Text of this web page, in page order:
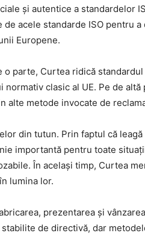
și autentice a standardelor
acele standarde ISO pentru
Europene.
parte, Curtea ridică
clasic al UE. Pe de
alte metode invocate de
din tutun. Prin faptul că
importantă pentru toate
În același timp, Curtea
lumina lor.
prezentarea și
de directivă, dar